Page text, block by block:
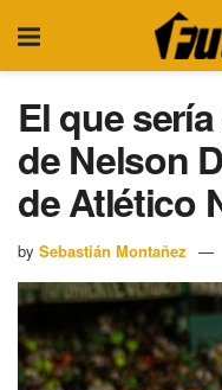
El que
de Nelson
de Atlético
by Sebastián Montañez